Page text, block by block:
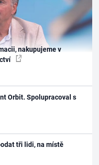
nakupujeme v
Orbit. Spolupracoval s
tři lidi, na místě